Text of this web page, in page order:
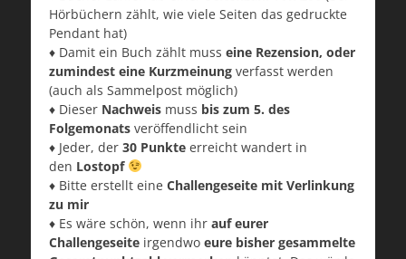
Hörbüchern zählt, wie viele Seiten das gedruckte
Pendant hat)
♦ Damit ein Buch zählt muss eine Rezension, oder
zumindest eine Kurzmeinung verfasst werden
(auch als Sammelpost möglich)
♦ Dieser Nachweis muss bis zum 5. des
Folgemonats veröffendlicht sein
♦ Jeder, der 30 Punkte erreicht wandert in
den Lostopf
♦ Bitte erstellt eine Challengeseite mit Verlinkung
zu mir
♦ Es wäre schön, wenn ihr auf eurer
Challengeseite irgendwo eure bisher gesammelte